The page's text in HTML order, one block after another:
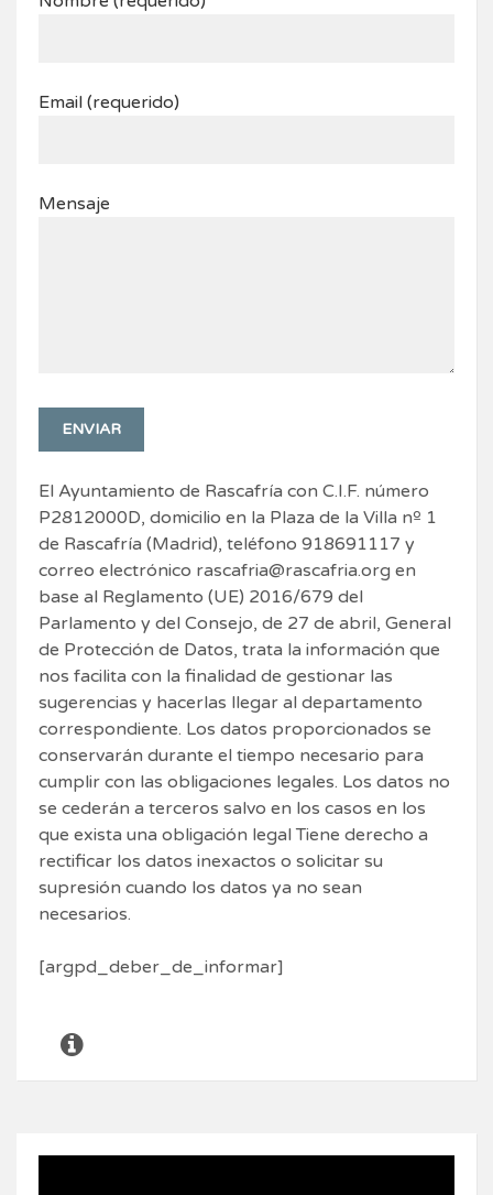
Email (requerido)
Mensaje
El Ayuntamiento de Rascafría con C.I.F. número
P2812000D, domicilio en la Plaza de la Villa nº 1
de Rascafría (Madrid), teléfono 918691117 y
correo electrónico rascafria@rascafria.org en
base al Reglamento (UE) 2016/679 del
Parlamento y del Consejo, de 27 de abril, General
de Protección de Datos, trata la información que
nos facilita con la finalidad de gestionar las
sugerencias y hacerlas llegar al departamento
correspondiente. Los datos proporcionados se
conservarán durante el tiempo necesario para
cumplir con las obligaciones legales. Los datos no
se cederán a terceros salvo en los casos en los
que exista una obligación legal Tiene derecho a
rectificar los datos inexactos o solicitar su
supresión cuando los datos ya no sean
necesarios.
[argpd_deber_de_informar]